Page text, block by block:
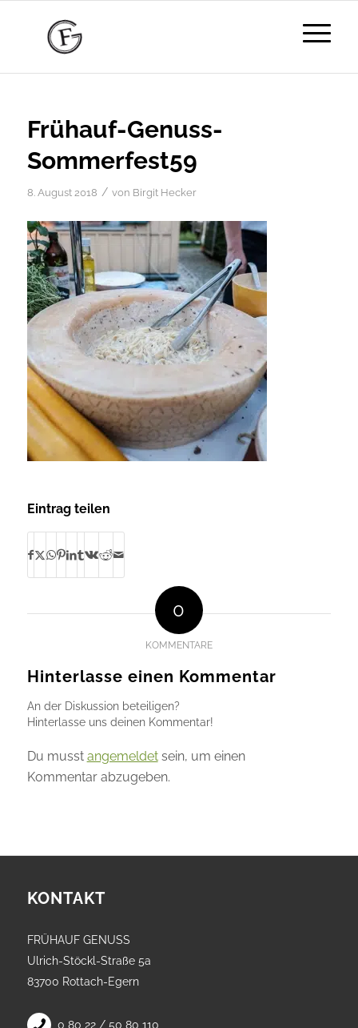
Frühauf-Genuss-
Sommerfest59
8. August 2018 / von Birgit Hecker
Eintrag teilen
0
KOMMENTARE
Hinterlasse einen Kommentar
An der Diskussion beteiligen?
Hinterlasse uns deinen Kommentar!
Du musst angemeldetsein, um einen
Kommentar abzugeben.
KONTAKT
FRÜHAUF GENUSS
Ulrich-Stöckl-Straße 5a
83700 Rottach-Egern
0 80 22 / 50 80 110